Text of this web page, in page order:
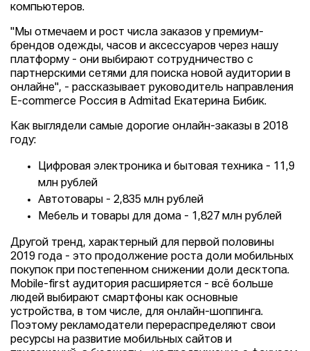
компьютеров.
"Мы отмечаем и рост числа заказов у премиум-
брендов одежды, часов и аксессуаров через нашу
платформу - они выбирают сотрудничество с
партнерскими сетями для поиска новой аудитории в
онлайне", - рассказывает руководитель направления
E-commerce Россия в Admitad Екатерина Бибик.
Как выглядели самые дорогие онлайн-заказы в 2018
году:
Цифровая электроника и бытовая техника - 11,9
млн рублей
Автотовары - 2,835 млн рублей
Мебель и товары для дома - 1,827 млн рублей
Другой тренд, характерный для первой половины
2019 года - это продолжение роста доли мобильных
покупок при постепенном снижении доли десктопа.
Mobile-first аудитория расширяется - всё больше
людей выбирают смартфоны как основные
устройства, в том числе, для онлайн-шоппинга.
Поэтому рекламодатели перераспределяют свои
ресурсы на развитие мобильных сайтов и